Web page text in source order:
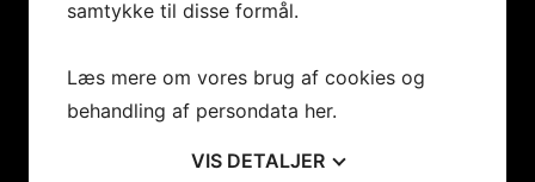
samtykke til disse formål.
Læs mere om vores brug af cookies og
behandling af persondata her.
VIS DETALJER